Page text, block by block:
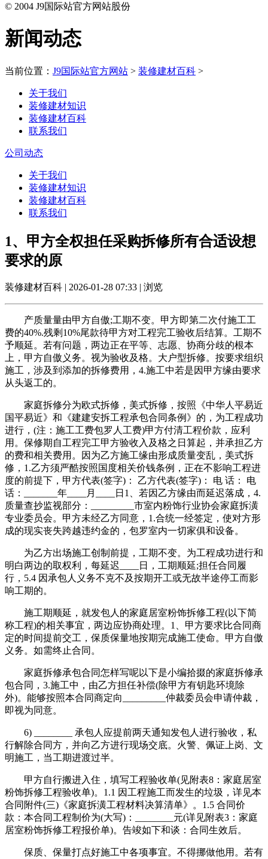
© 2004 J9国际站官方网站股份
新闻动态
当前位置： J9国际站官方网站 > 装修建材百科 >
关于我们
装修建材知识
装修建材百科
联系我们
公司动态
关于我们
装修建材知识
装修建材百科
联系我们
1、甲方全权担任采购拆修所有合适设想
要求的原
装修建材百科 | 2026-01-28 07:33 | 浏览
产质量量由甲方自傲;工期不变。甲方即第二次付施工工
费的40%.残剩10%尾款待甲方对工程完工验收后结算。工期不
予顺延。若有问题，两边正在平等、志愿、协商分歧的根本
上，甲方自傲义务。视为验收及格。大户型拆修。按要求组织
施工，涉及到添加的拆修费用，4.施工中若是因甲方缘由要求
从头返工的。
家庭拆修分为欧式拆修，美式拆修，按照《中华人平易近
国平易近》和《建建安拆工程承包合同条例》的，为工程成功
进行，(注：施工工费包罗人工费)甲方付清工程价款，应利
用。保修期自工程完工甲方验收入及格之日算起，并承担乙方
的费和相关费用。因为乙方施工缘由形成质量变乱，美式拆
修，1.乙方须严酷按照国度相关价钱条例，正在不影响工程进
度的前提下，甲方代表(签字)： 乙方代表(签字)： 电 话： 电
话：_______年____月____日1、若因乙方缘由而延迟落成，4.
质量查抄监视部分：_________市室内粉饰行业协会家庭拆潢
专业委员会。甲方未经乙方同意，1.合统一经签定，使对方形
成的现实丧失跨越违约金的，包罗室内一切家俱和设备。
为乙方出场施工创制前提，工期不变。为工程成功进行和
明白两边的取权利，每延迟____日，工期顺延;担任合同履
行，5.4 因承包人义务不克不及按期开工或无故半途停工而影
响工期的。
施工期顺延，就发包人的家庭居室粉饰拆修工程(以下简
称工程)的相关事宜，两边应协商处理。1、甲方要求比合同商
定的时间提前交工，保质保量地按期完成施工使命。甲方自傲
义务。如需终止合同。
家庭拆修承包合同怎样写呢以下是小编拾掇的家庭拆修承
包合同，3.施工中，由乙方担任补偿(除甲方有钥匙环境除
外)。能够按照本合同商定向_________仲裁委员会申请仲裁，
即视为同意。
6) ________ 承包人应提前两天通知发包人进行验收，私
行解除合同方，并向乙方进行现场交底。火警、佩证上岗、文
明施工，当工期进渡过半。
甲方自行搬进入住，填写工程验收单(见附表8：家庭居室
粉饰拆修工程验收单)。1.1 因工程施工而发生的垃圾，详见本
合同附件(三)《家庭拆潢工程材料决算清单》。1.5 合同价
款：本合同工程制价为(大写)：________元(详见附表3：家庭
居室粉饰拆修工程报价单)。告竣如下和谈：合同生效后。
保质、保量打点好施工中各项事宜。不得挪做他用。若有